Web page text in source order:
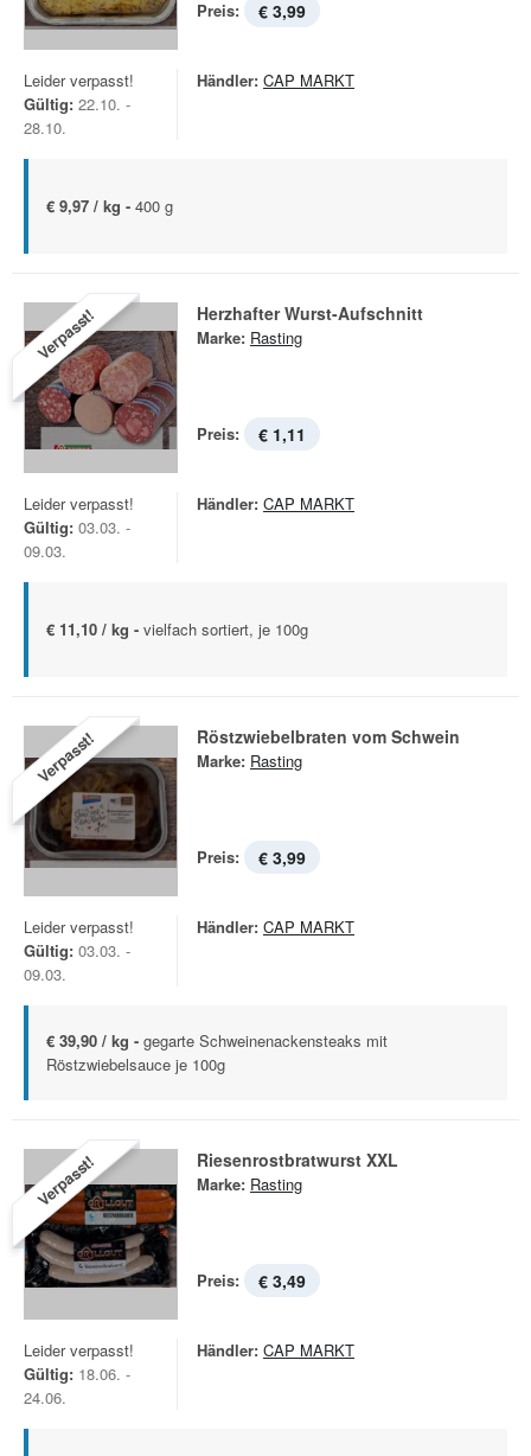
Preis: € 3,99
Leider verpasst!
Gültig: 22.10. -
28.10.
Händler: CAP MARKT
€ 9,97 / kg - 400 g
Verpasst! Herzhafter Wurst-Aufschnitt
Marke: Rasting
Preis: € 1,11
Leider verpasst!
Gültig: 03.03. -
09.03.
Händler: CAP MARKT
€ 11,10 / kg - vielfach sortiert, je 100g
Verpasst! Röstzwiebelbraten vom Schwein
Marke: Rasting
Preis: € 3,99
Leider verpasst!
Gültig: 03.03. -
09.03.
Händler: CAP MARKT
€ 39,90 / kg - gegarte Schweinenackensteaks mit
Röstzwiebelsauce je 100g
Verpasst! Riesenrostbratwurst XXL
Marke: Rasting
Preis: € 3,49
Leider verpasst!
Gültig: 18.06. -
24.06.
Händler: CAP MARKT